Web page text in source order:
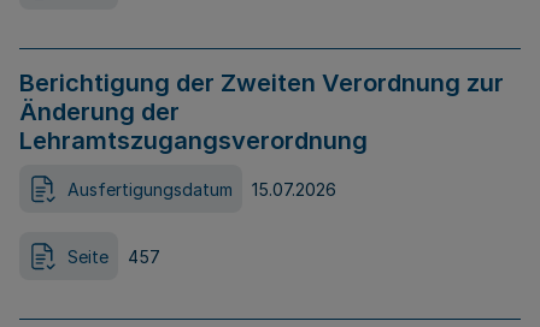
Berichtigung der Zweiten Verordnung zur
Änderung der
Lehramtszugangsverordnung
Ausfertigungsdatum 15.07.2026
Seite 457